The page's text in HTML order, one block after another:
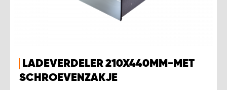
LADEVERDELER 210X440MM-MET
SCHROEVENZAKJE